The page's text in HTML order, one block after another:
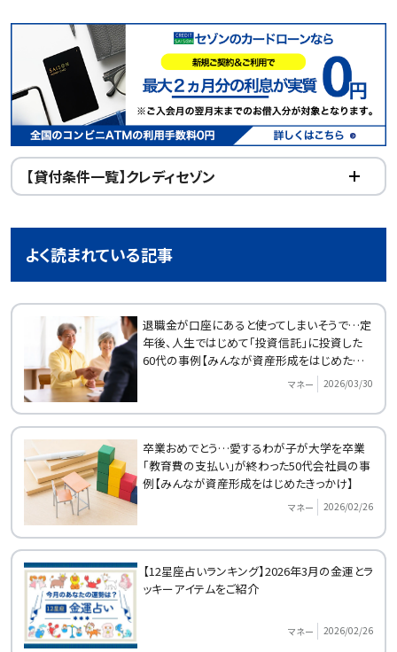
【貸付条件一覧】クレディセゾン
よく読まれている記事
退職金が口座にあると使ってしまいそうで…定
年後、人生ではじめて「投資信託」に投資した
60代の事例【みんなが資産形成をはじめたきっ
マネー 2026/03/30
卒業おめでとう…愛するわが子が大学を卒業
「教育費の支払い」が終わった50代会社員の事
例【みんなが資産形成をはじめたきっかけ】
マネー 2026/02/26
【12星座占いランキング】2026年3月の金運とラ
ッキーアイテムをご紹介
マネー 2026/02/26